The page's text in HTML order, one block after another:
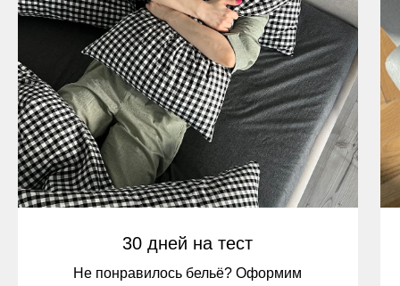
30 дней на тест
Не понравилось бельё? Оформим